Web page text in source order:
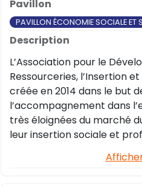
PAVILLON ÉCONOMIE SOCIALE ET
L’Association pour le
Ressourceries, l’Insertion
créée en 2014 dans le but
l’accompagnement dans
très éloignées du marché
leur insertion sociale et
valorisation d’objets et